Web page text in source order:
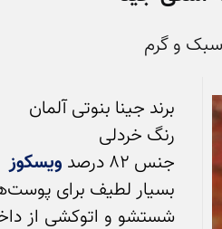
و گرم
جنس 82 درصد
ویسکوز